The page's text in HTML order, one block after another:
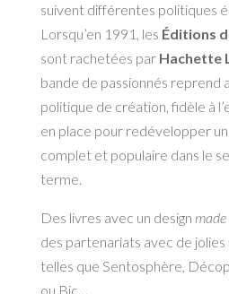
suivent différentes politiques
Lorsqu’en 1991, les Éditions
sont rachetées par Hachette
bande de passionnés reprend
politique de création, fidèle à
en place pour redévelopper
complet et populaire dans le
terme.
Des livres avec un design
des partenariats avec de jolies
telles que Sentosphère,
ou Bic…